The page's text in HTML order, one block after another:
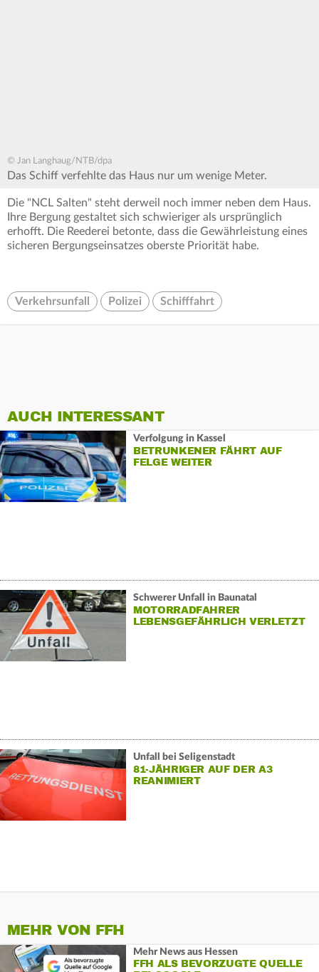
© Jan Langhaug/NTB/dpa
Das Schiff verfehlte das Haus nur um wenige Meter.
Die "NCL Salten" steht derweil noch immer neben dem Haus.
Ihre Bergung gestaltet sich schwieriger als ursprünglich
erhofft. Die Reederei betonte, dass die Gewährleistung eines
sicheren Bergungseinsatzes oberste Priorität habe.
Verkehrsunfall Polizei Schifffahrt
AUCH INTERESSANT
Verfolgung in Kassel
BETRUNKENER FÄHRT AUF
FELGE WEITER
Schwerer Unfall in Baunatal
MOTORRADFAHRER
LEBENSGEFÄHRLICH VERLETZT
Unfall bei Seligenstadt
81-JÄHRIGER AUF DER A3
REANIMIERT
MEHR VON FFH
Mehr News aus Hessen
FFH ALS BEVORZUGTE QUELLE